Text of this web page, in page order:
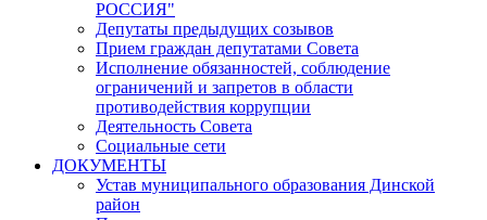
РОССИЯ"
Депутаты предыдущих созывов
Прием граждан депутатами Совета
Исполнение обязанностей, соблюдение
ограничений и запретов в области
противодействия коррупции
Деятельность Совета
Социальные сети
ДОКУМЕНТЫ
Устав муниципального образования Динской
район